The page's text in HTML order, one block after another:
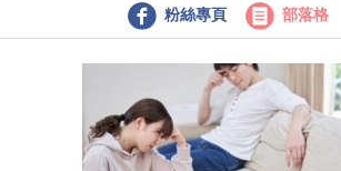
粉絲專頁 部落格